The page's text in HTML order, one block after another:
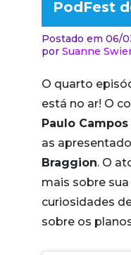
PodFest
Postado em 06/
por Suanne
O quarto
está no ar! O
Paulo Campos
as
Braggion. O
mais sobre
curiosidades
sobre os